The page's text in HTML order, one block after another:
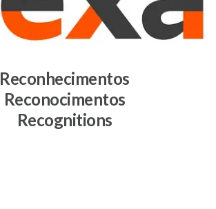
Reconhecimentos
Reconocimentos
Recognitions